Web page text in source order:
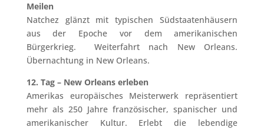
Meilen
Natchez glänzt mit typischen Südstaatenhäusern
aus der Epoche vor dem amerikanischen
Bürgerkrieg. Weiterfahrt nach New Orleans.
Übernachtung in New Orleans.
12. Tag – New Orleans erleben
Amerikas europäisches Meisterwerk repräsentiert
mehr als 250 Jahre französischer, spanischer und
amerikanischer Kultur. Erlebt die lebendige